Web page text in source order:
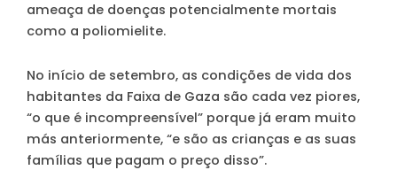
ameaça de doenças potencialmente mortais
como a poliomielite.
No início de setembro, as condições de vida dos
habitantes da Faixa de Gaza são cada vez piores,
“o que é incompreensível” porque já eram muito
más anteriormente, “e são as crianças e as suas
famílias que pagam o preço disso”.